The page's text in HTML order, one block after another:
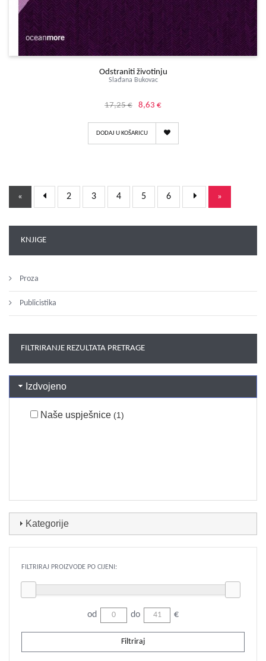
Odstraniti životinju
Slađana Bukovac
17,25 € 8,63 €
DODAJ U KOŠARICU
« 2 3 4 5 6 »
KNJIGE
Proza
Publicistika
FILTRIRANJE REZULTATA PRETRAGE
Izdvojeno
Naše uspješnice (1)
Kategorije
FILTRIRAJ PROIZVODE PO CIJENI:
od do €
Filtriraj